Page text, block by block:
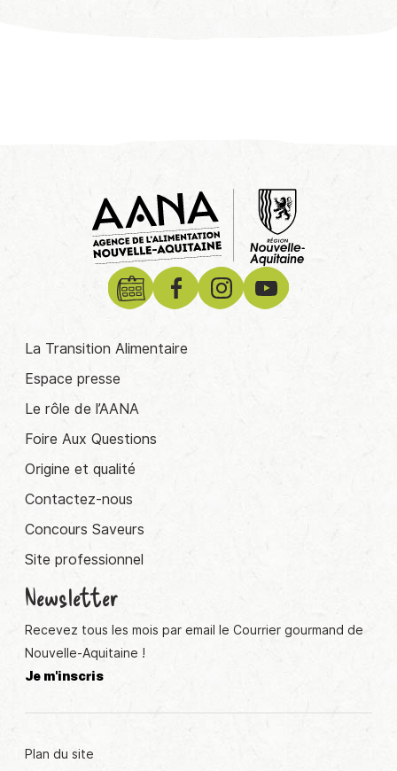
La Transition Alimentaire
Espace presse
Le rôle de l’AANA
Foire Aux Questions
Origine et qualité
Contactez-nous
Concours Saveurs
Site professionnel
Newsletter
Recevez tous les mois par email le Courrier gourmand de
Nouvelle-Aquitaine !
Je m'inscris
Plan du site